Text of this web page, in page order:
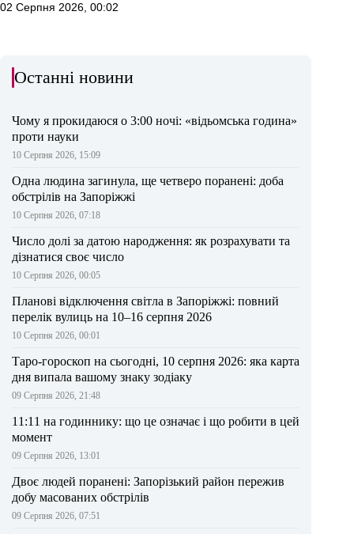
02 Серпня 2026, 00:02
Останні новини
Чому я прокидаюся о 3:00 ночі: «відьомська година»
проти науки
10 Серпня 2026, 15:09
Одна людина загинула, ще четверо поранені: доба
обстрілів на Запоріжжі
10 Серпня 2026, 07:18
Число долі за датою народження: як розрахувати та
дізнатися своє число
10 Серпня 2026, 00:05
Планові відключення світла в Запоріжжі: повний
перелік вулиць на 10–16 серпня 2026
10 Серпня 2026, 00:01
Таро-гороскоп на сьогодні, 10 серпня 2026: яка карта
дня випала вашому знаку зодіаку
09 Серпня 2026, 21:48
11:11 на годиннику: що це означає і що робити в цей
момент
09 Серпня 2026, 13:01
Двоє людей поранені: Запорізький район пережив
добу масованих обстрілів
09 Серпня 2026, 07:51